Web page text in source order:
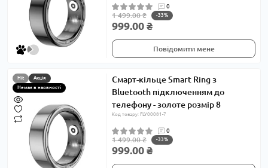
0
1 499.00 ₴ -33%
999.00 ₴
Повідомити мене
Hit
Акція
Немає в наявності
Смарт-кільце Smart Ring з
Bluetooth підключенням до
телефону - золоте розмір 8
Код товару: FLY00081-7
0
1 499.00 ₴ -33%
999.00 ₴